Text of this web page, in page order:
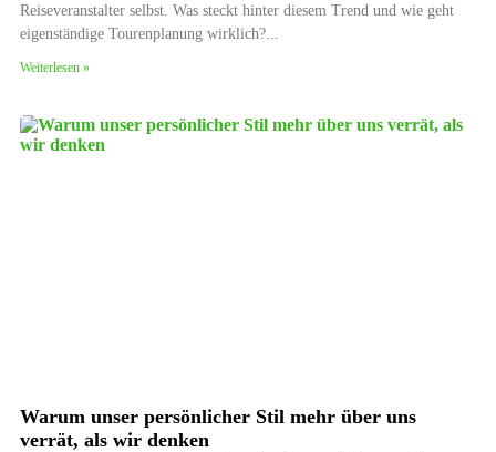
Reiseveranstalter selbst. Was steckt hinter diesem Trend und wie geht
eigenständige Tourenplanung wirklich?
Weiterlesen »
Warum unser persönlicher Stil mehr über uns
verrät, als wir denken